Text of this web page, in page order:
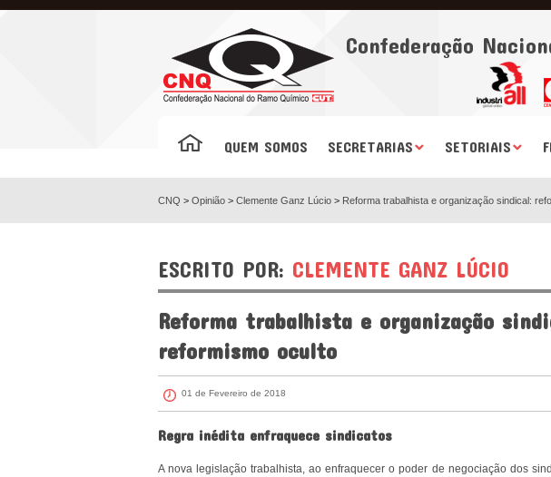
Confederação
QUEM SOMOS SECRETARIAS SETORIAIS
CNQ > Opinião > Clemente Ganz Lúcio > Reforma trabalhista e organização sindical:
ESCRITO POR: CLEMENTE GANZ LÚCIO
Reforma trabalhista e organização
reformismo oculto
01 de Fevereiro de 2018
Regra inédita enfraquece sindicatos
A nova legislação trabalhista, ao enfraquecer o poder de negociação dos